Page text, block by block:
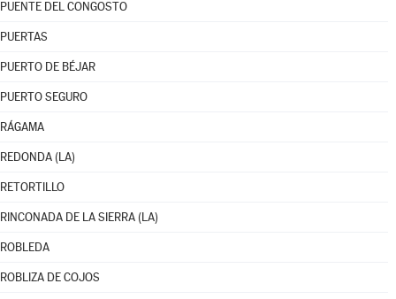
PUENTE DEL CONGOSTO
PUERTAS
PUERTO DE BÉJAR
PUERTO SEGURO
RÁGAMA
REDONDA (LA)
RETORTILLO
RINCONADA DE LA SIERRA (LA)
ROBLEDA
ROBLIZA DE COJOS